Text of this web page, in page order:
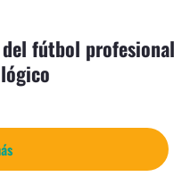
fútbol profesional